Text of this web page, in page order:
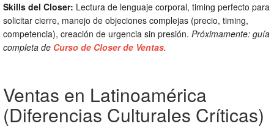
Skills del Closer: Lectura de lenguaje corporal, timing perfecto para
solicitar cierre, manejo de objeciones complejas (precio, timing,
competencia), creación de urgencia sin presión. Próximamente: guía
completa de Curso de Closer de Ventas.
Ventas en Latinoamérica
(Diferencias Culturales Críticas)